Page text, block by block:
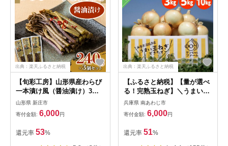
出典：楽天ふるさと納税
【旬彩工房】山形県産わらび
一本漬け風（醤油漬け）3個
セット ご飯のお供 おつまみ
肴 お茶請け わらび 山菜 山形
県 新庄市
山形県 新庄市
寄付金額: 6,000円
還元率 53%
出典：楽天ふるさと納税
【ふるさと納税】【量が選べ
る！完熟玉ねぎ】＼うまい玉
ねぎできたでー／特別栽培 玉
ねぎ〜ひょうご安心ブランド
認証取得〜◆配送7月～翌年1
兵庫県 南あわじ市
寄付金額: 6,000円
還元率 51%